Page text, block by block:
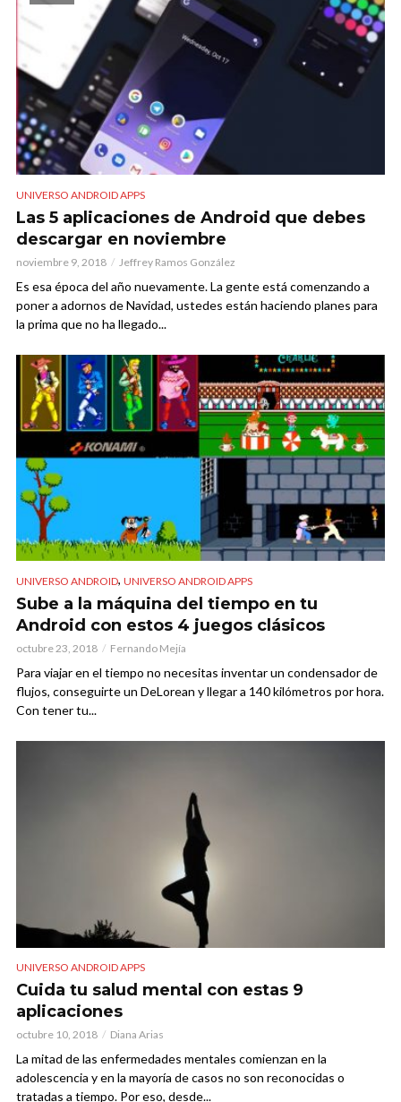
UNIVERSO ANDROID APPS
Las 5 aplicaciones de Android que debes
descargar en noviembre
noviembre 9, 2018 Jeffrey Ramos González
Es esa época del año nuevamente. La gente está comenzando a
poner a adornos de Navidad, ustedes están haciendo planes para
la prima que no ha llegado...
UNIVERSO ANDROID, UNIVERSO ANDROID APPS
Sube a la máquina del tiempo en tu
Android con estos 4 juegos clásicos
octubre 23, 2018 Fernando Mejía
Para viajar en el tiempo no necesitas inventar un condensador de
flujos, conseguirte un DeLorean y llegar a 140 kilómetros por hora.
Con tener tu...
UNIVERSO ANDROID APPS
Cuida tu salud mental con estas 9
aplicaciones
octubre 10, 2018 Diana Arias
La mitad de las enfermedades mentales comienzan en la
adolescencia y en la mayoría de casos no son reconocidas o
tratadas a tiempo. Por eso, desde...